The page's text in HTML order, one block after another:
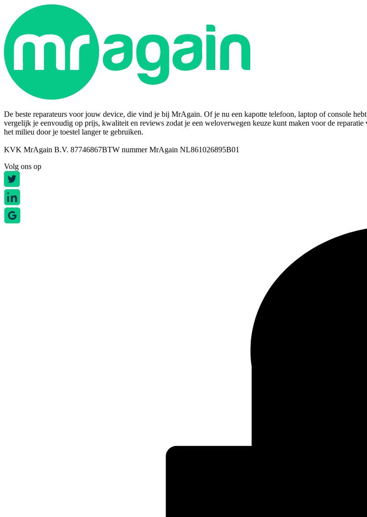
De beste reparateurs voor jouw device, die vind je bij MrAgain. Of je nu een kapotte telefoon, laptop of console
vergelijk je eenvoudig op prijs, kwaliteit en reviews zodat je een weloverwegen keuze kunt maken voor de
het milieu door je toestel langer te gebruiken.
KVK MrAgain B.V. 87746867BTW nummer MrAgain NL861026895B01
Volg ons op